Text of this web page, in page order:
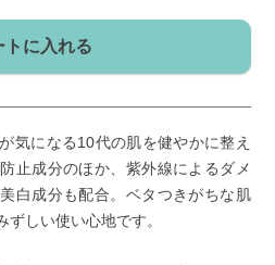
トに入れる
気になる10代の肌を健やかに整え
止成分のほか、紫外線によるダメ
白成分も配合。ベタつきがちな肌
しい使い心地です。